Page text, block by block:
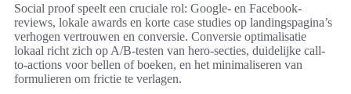
Social proof speelt een cruciale rol: Google- en Facebook-
reviews, lokale awards en korte case studies op landingspagina’s
verhogen vertrouwen en conversie. Conversie optimalisatie
lokaal richt zich op A/B-testen van hero-secties, duidelijke call-
to-actions voor bellen of boeken, en het minimaliseren van
formulieren om frictie te verlagen.